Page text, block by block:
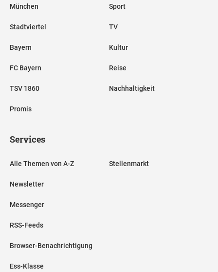
München
Stadtviertel
Bayern
FC Bayern
TSV 1860
Promis
Sport
TV
Kultur
Reise
Nachhaltigkeit
Services
Alle Themen von A-Z
Newsletter
Messenger
RSS-Feeds
Browser-Benachrichtigung
Ess-Klasse
Stellenmarkt